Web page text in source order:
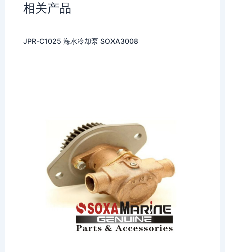
相关产品
JPR-C1025 海水冷却泵 SOXA3008